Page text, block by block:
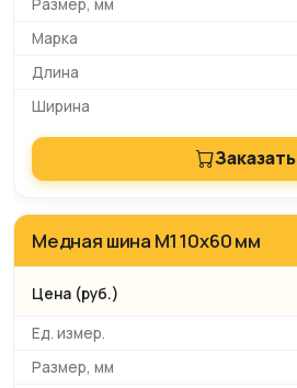
Заказать
Медная шина М1 10х60 мм